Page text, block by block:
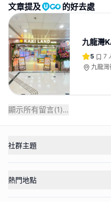
文章提及 的好去處
九龍灣
5 7
九龍
顯示所有留言(1)...
社群主題
熱門地點